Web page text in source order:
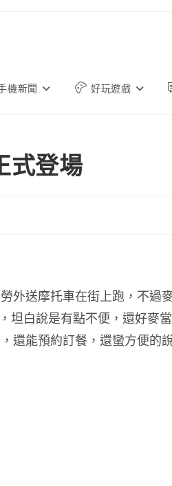
機新聞 好玩遊戲
式登場
外送摩托車在街上跑，不過
坦白說是有點不便，還好麥
還能預約訂餐，還蠻方便的